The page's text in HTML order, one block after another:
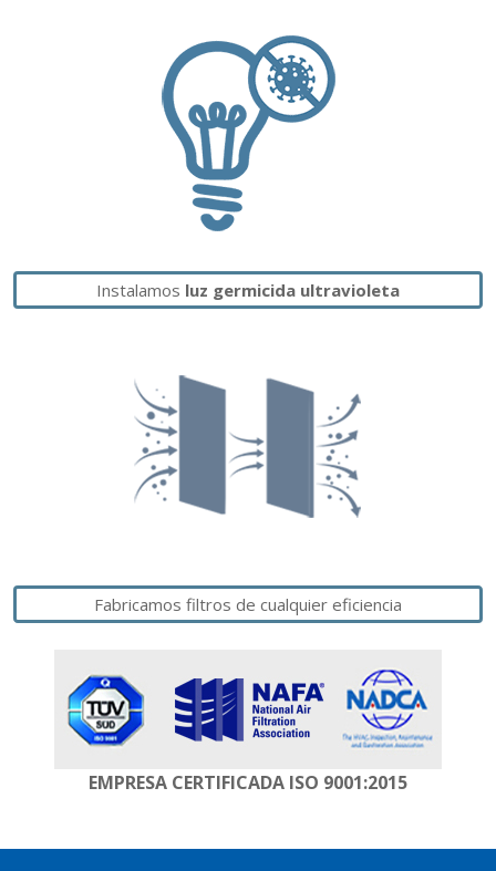
Instalamos luz germicida ultravioleta
Fabricamos filtros de cualquier eficiencia
EMPRESA CERTIFICADA ISO 9001:2015